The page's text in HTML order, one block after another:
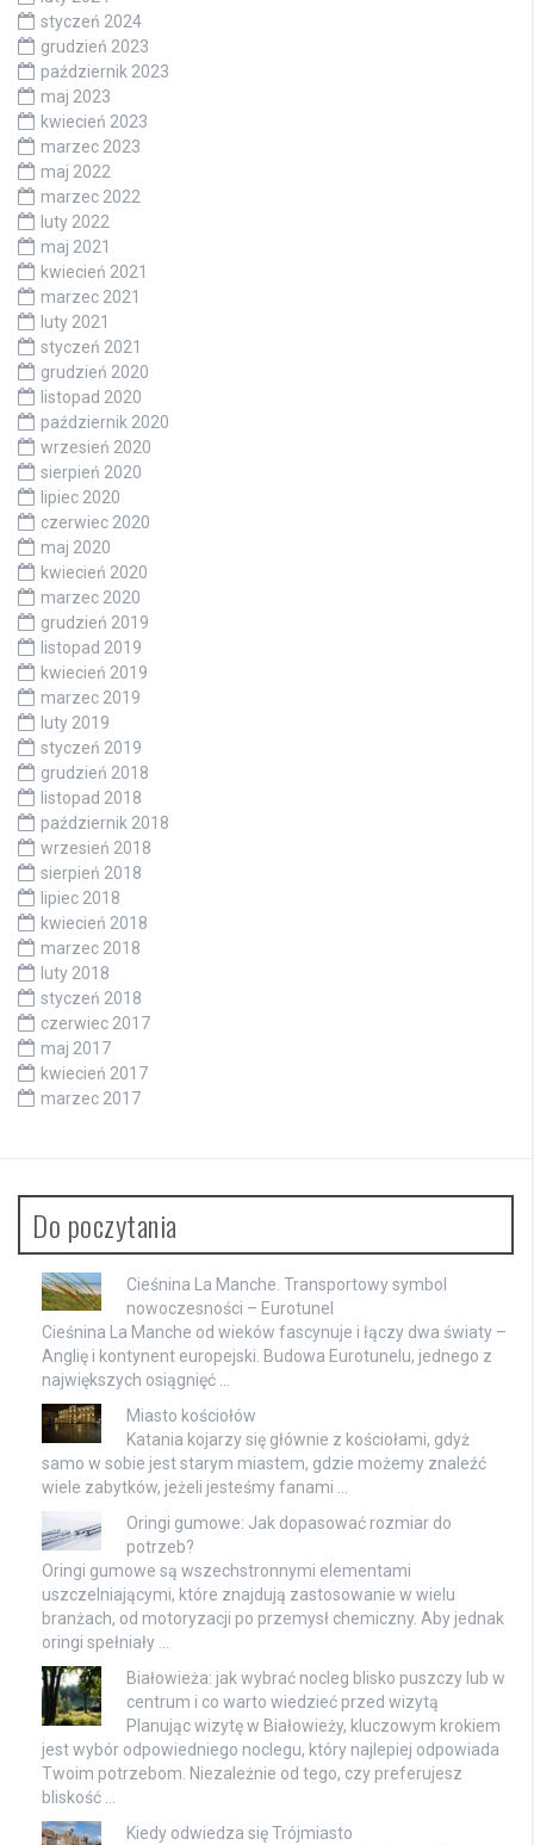
styczeń 2024
grudzień 2023
październik 2023
maj 2023
kwiecień 2023
marzec 2023
maj 2022
marzec 2022
luty 2022
maj 2021
kwiecień 2021
marzec 2021
luty 2021
styczeń 2021
grudzień 2020
listopad 2020
październik 2020
wrzesień 2020
sierpień 2020
lipiec 2020
czerwiec 2020
maj 2020
kwiecień 2020
marzec 2020
grudzień 2019
listopad 2019
kwiecień 2019
marzec 2019
luty 2019
styczeń 2019
grudzień 2018
listopad 2018
październik 2018
wrzesień 2018
sierpień 2018
lipiec 2018
kwiecień 2018
marzec 2018
luty 2018
styczeń 2018
czerwiec 2017
maj 2017
kwiecień 2017
marzec 2017
Do poczytania
Cieśnina La Manche. Transportowy symbol
nowoczesności – Eurotunel
Cieśnina La Manche od wieków fascynuje i łączy dwa światy –
Anglię i kontynent europejski. Budowa Eurotunelu, jednego z
największych osiągnięć …
Miasto kościołów
Katania kojarzy się głównie z kościołami, gdyż
samo w sobie jest starym miastem, gdzie możemy znaleźć
wiele zabytków, jeżeli jesteśmy fanami …
Oringi gumowe: Jak dopasować rozmiar do
potrzeb?
Oringi gumowe są wszechstronnymi elementami
uszczelniającymi, które znajdują zastosowanie w wielu
branżach, od motoryzacji po przemysł chemiczny. Aby jednak
oringi spełniały …
Białowieża: jak wybrać nocleg blisko puszczy lub w
centrum i co warto wiedzieć przed wizytą
Planując wizytę w Białowieży, kluczowym krokiem
jest wybór odpowiedniego noclegu, który najlepiej odpowiada
Twoim potrzebom. Niezależnie od tego, czy preferujesz
bliskość …
Kiedy odwiedza się Trójmiasto